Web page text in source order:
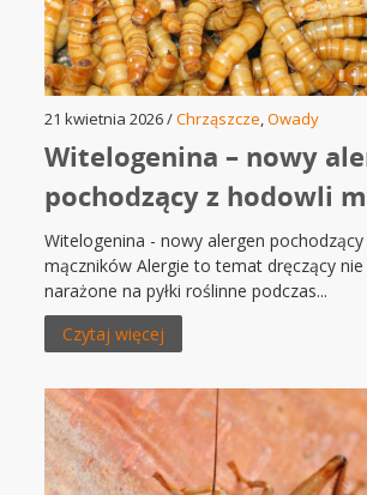
21 kwietnia 2026 /Chrząszcze,Owady
Witelogenina – nowy
pochodzący z hodowli
Witelogenina - nowy alergen
mączników Alergie to temat dręczący
narażone na pyłki roślinne podczas...
Czytaj więcej